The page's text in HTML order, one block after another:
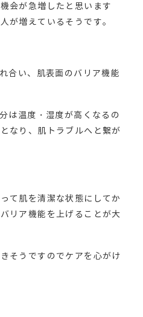
会が急増したと思います
が増えているそうです。
合い、肌表面のバリア機能
は温度・湿度が高くなるの
なり、肌トラブルへと繋が
て肌を清潔な状態にしてか
リア機能を上げることが大
そうですのでケアを心がけ